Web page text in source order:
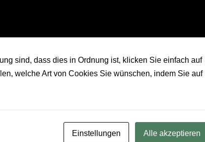
sind, dass dies in Ordnung ist, klicken Sie einfach auf
welche Art von Cookies Sie wünschen, indem Sie auf
Einstellungen Alle akzeptieren